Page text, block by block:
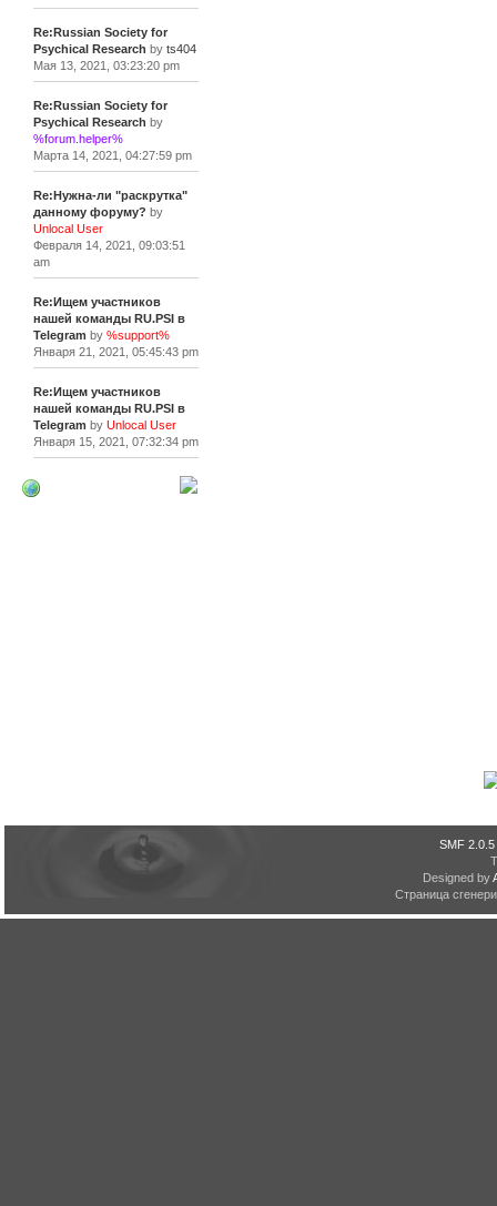
Re:Russian Society for
Psychical Research by ts404
Мая 13, 2021, 03:23:20 pm
Re:Russian Society for
Psychical Research by
%forum.helper%
Марта 14, 2021, 04:27:59 pm
Re:Нужна-ли "раскрутка"
данному форуму? by
Unlocal User
Февраля 14, 2021, 09:03:51
am
Re:Ищем участников
нашей команды RU.PSI в
Telegram by %support%
Января 21, 2021, 05:45:43 pm
Re:Ищем участников
нашей команды RU.PSI в
Telegram by Unlocal User
Января 15, 2021, 07:32:34 pm
SMF 2.0.5
Designed by
Страница